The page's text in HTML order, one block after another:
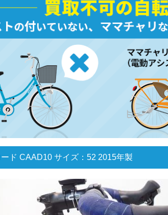
ド CAAD10 サイズ：52 2015年製